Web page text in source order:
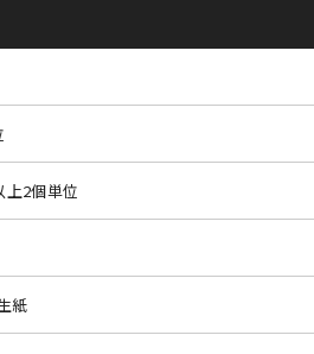
上2個単位
紙